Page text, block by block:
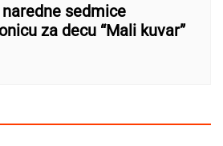
sedmice
za decu “Mali kuvar”